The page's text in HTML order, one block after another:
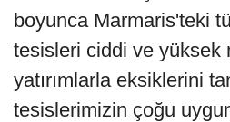
boyunca Marmaris'teki
tesisleri ciddi ve yüksek
yatırımlarla eksiklerini
tesislerimizin çoğu